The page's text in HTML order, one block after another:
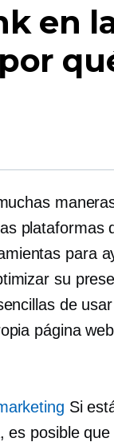
en
plataformas
para
su
de
página
Si
es posible